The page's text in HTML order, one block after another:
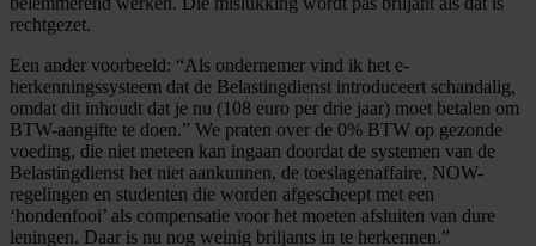
rechtgezet.
Een ander voorbeeld: “Als ondernemer vind ik het e-
herkenningssysteem dat de Belastingdienst introduceert schandalig,
omdat dit inhoudt dat je nu (108 euro per drie jaar) moet betalen om
BTW-aangifte te doen.” We praten over de 0% BTW op gezonde
voeding, die niet meteen kan ingaan doordat de systemen van de
Belastingdienst het niet aankunnen, de toeslagenaffaire, NOW-
regelingen en studenten die worden afgescheept met een
‘hondenfooi’ als compensatie voor het moeten afsluiten van dure
leningen. Daar is nu nog weinig briljants in te herkennen.”